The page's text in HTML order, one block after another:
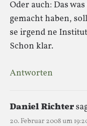
Oder auch: Das
gemacht haben,
se irgend ne
Schon klar.
Antworten
Daniel Richter
20. Februar 2008 um